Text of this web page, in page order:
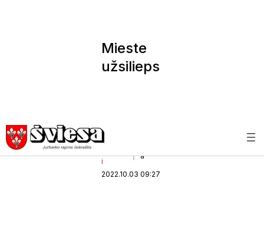
Mieste
užsilieps
i
a
2022.10.03 09:27